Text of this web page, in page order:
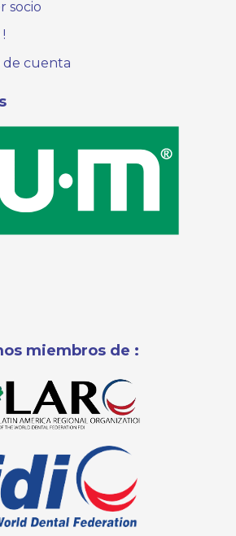
socio
de cuenta
miembros de :